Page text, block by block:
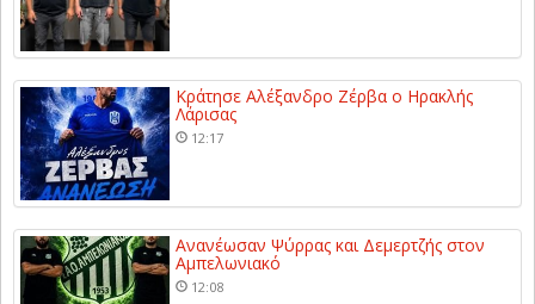
Κράτησε Αλέξανδρο Ζέρβα ο Ηρακλής
Λάρισας
12:17
Ανανέωσαν Ψύρρας και Δεμερτζής στον
Αμπελωνιακό
12:08